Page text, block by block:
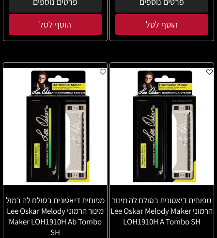
הוסף לסל הוסף לסל
מפוחית דיאטונית בסולם לה מינור
הרמוני Lee Oskar Melody Maker
LOH1910H A Tombo SH
מפוחית דיאטונית בסולם לה במול
מינור הרמוני Lee Oskar Melody
Maker LOH1910H Ab Tombo
SH